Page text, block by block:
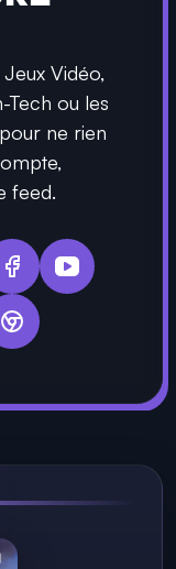
Vidéo,
Tech ou les
ne rien
feed.